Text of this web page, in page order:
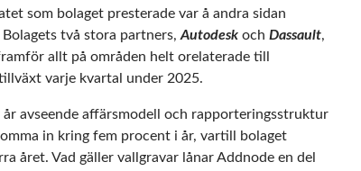
som bolaget presterade var å andra sidan
två stora partners, Autodesk och Dassault,
allt på områden helt orelaterade till
varje kvartal under 2025.
avseende affärsmodell och rapporteringsstruktur
in kring fem procent i år, vartill bolaget
året. Vad gäller vallgravar lånar Addnode en del